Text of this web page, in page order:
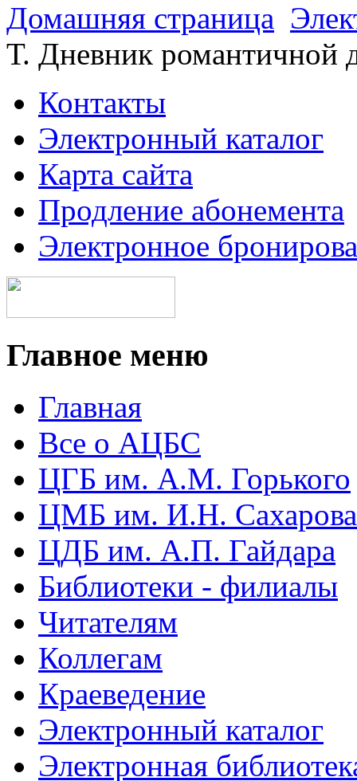
Домашняя страница
Т. Дневник романтичной
Контакты
Электронный каталог
Карта сайта
Продление абонемента
Электронное
Главное меню
Главная
Все о АЦБС
ЦГБ им. А.М. Горького
ЦМБ им. И.Н. Сахарова
ЦДБ им. А.П. Гайдара
Библиотеки - филиалы
Читателям
Коллегам
Краеведение
Электронный каталог
Электронная